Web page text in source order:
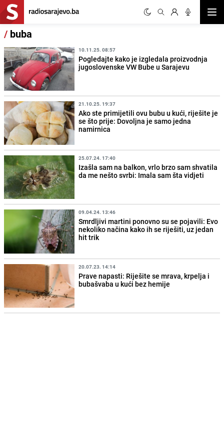
/ buba
10.11.25. 08:57
Pogledajte kako je izgledala proizvodnja
jugoslovenske VW Bube u Sarajevu
21.10.25. 19:37
Ako ste primijetili ovu bubu u kući, riješite je
se što prije: Dovoljna je samo jedna
namirnica
25.07.24. 17:40
Izašla sam na balkon, vrlo brzo sam shvatila
da me nešto svrbi: Imala sam šta vidjeti
09.04.24. 13:46
Smrdljivi martini ponovno su se pojavili: Evo
nekoliko načina kako ih se riješiti, uz jedan
hit trik
20.07.23. 14:14
Prave napasti: Riješite se mrava, krpelja i
bubašvaba u kući bez hemije